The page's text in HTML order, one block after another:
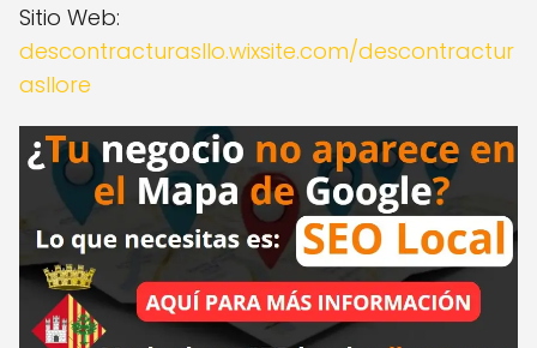
Sitio Web:
descontracturasllo.wixsite.com/descontractur
asllore